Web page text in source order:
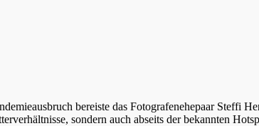
bereiste das Fotografenehepaar Steffi
sondern auch abseits der bekannten